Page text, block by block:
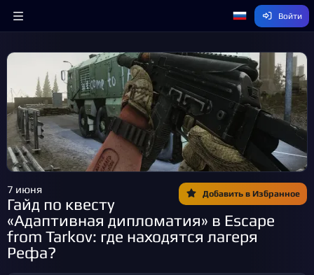
Войти
Добавить в Избранное
7 июня
Гайд по квесту
«Адаптивная дипломатия» в Escape
from Tarkov: где находятся лагеря
Рефа?